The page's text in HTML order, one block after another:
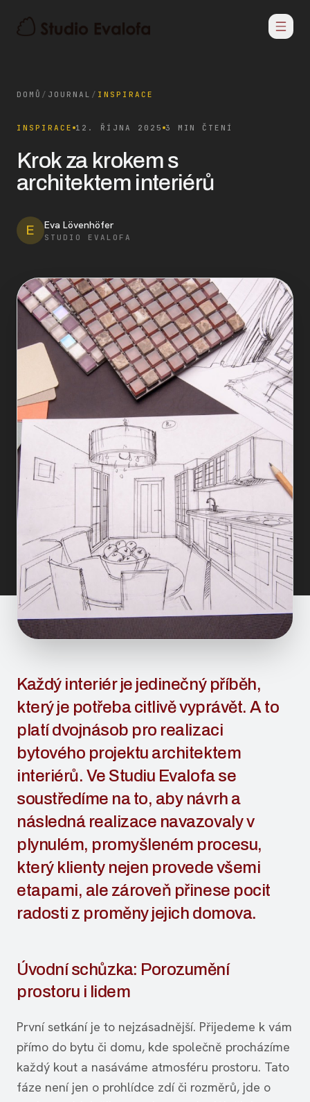
DOMŮ / JOURNAL / INSPIRACE
INSPIRACE 12. ŘÍJNA 2025 3 MIN ČTENÍ
Krok za krokem s
architektem interiérů
E Eva Lövenhöfer
STUDIO EVALOFA
Každý interiér je jedinečný příběh,
který je potřeba citlivě vyprávět. A to
platí dvojnásob pro realizaci
bytového projektu architektem
interiérů. Ve Studiu Evalofa se
soustředíme na to, aby návrh a
následná realizace navazovaly v
plynulém, promyšleném procesu,
který klienty nejen provede všemi
etapami, ale zároveň přinese pocit
radosti z proměny jejich domova.
Úvodní schůzka: Porozumění
prostoru i lidem
První setkání je to nejzásadnější. Přijedeme k vám
přímo do bytu či domu, kde společně procházíme
každý kout a nasáváme atmosféru prostoru. Tato
fáze není jen o prohlídce zdí či rozměrů, jde o